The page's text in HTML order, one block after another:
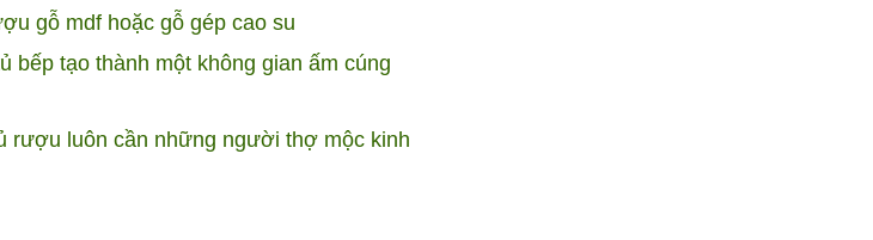
gỗ mdf hoặc gỗ gép cao su
tạo thành một không gian ấm cúng
rượu luôn cần những người thợ mộc kinh